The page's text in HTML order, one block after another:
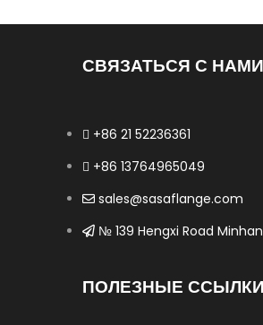
СВЯЗАТЬСЯ С НАМИ
+86 21 52236361
+86 13764965049
sales@sasaflange.com
№ 139 Hengxi Road
ПОЛЕЗНЫЕ ССЫЛКИ